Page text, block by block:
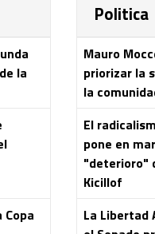
la
Politica
Mauro
priorizar la
la
El
pone en
"deterioro"
Kicillof
La Libertad